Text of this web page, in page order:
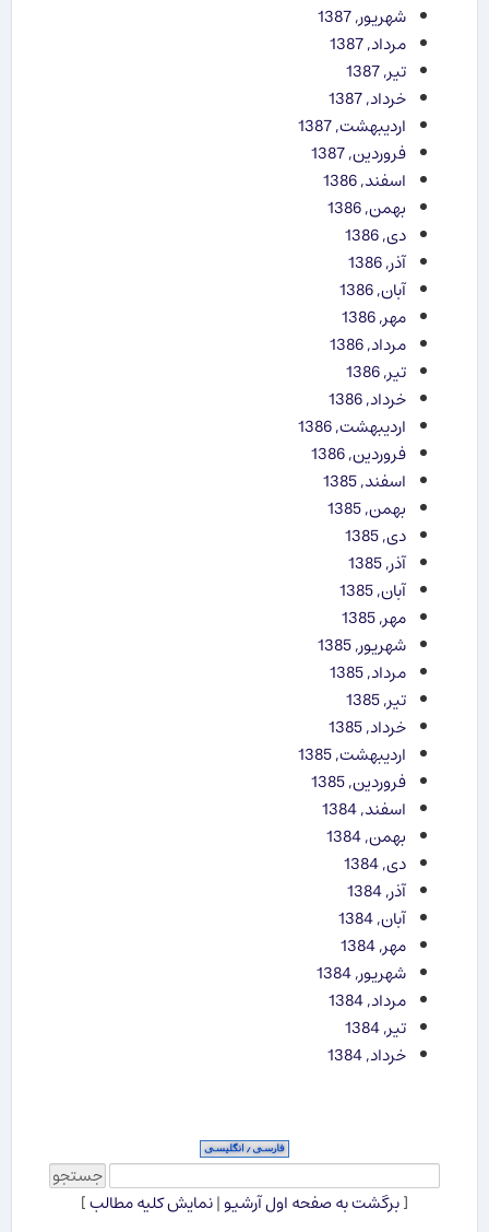
شهریور, 1387
مرداد, 1387
تیر, 1387
خرداد, 1387
اردیبهشت, 1387
فروردین, 1387
اسفند, 1386
بهمن, 1386
دی, 1386
آذر, 1386
آبان, 1386
مهر, 1386
مرداد, 1386
تیر, 1386
خرداد, 1386
اردیبهشت, 1386
فروردین, 1386
اسفند, 1385
بهمن, 1385
دی, 1385
آذر, 1385
آبان, 1385
مهر, 1385
شهریور, 1385
مرداد, 1385
تیر, 1385
خرداد, 1385
اردیبهشت, 1385
فروردین, 1385
اسفند, 1384
بهمن, 1384
دی, 1384
آذر, 1384
آبان, 1384
مهر, 1384
شهریور, 1384
مرداد, 1384
تیر, 1384
خرداد, 1384
[برگشت به صفحه اول آرشیو|نمایش کلیه مطالب]